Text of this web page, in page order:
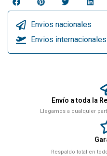
Envios nacionales
Envios internacionales
Envío a toda la
Llegamos a cualquier
Respaldo total en